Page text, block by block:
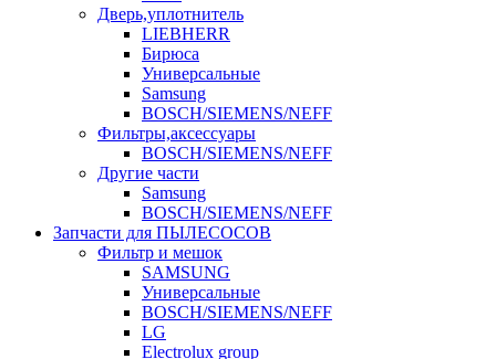
Дверь,уплотнитель
LIEBHERR
Бирюса
Универсальные
Samsung
BOSCH/SIEMENS/NEFF
Фильтры,аксессуары
BOSCH/SIEMENS/NEFF
Другие части
Samsung
BOSCH/SIEMENS/NEFF
Запчасти для ПЫЛЕСОСОВ
Фильтр и мешок
SAMSUNG
Универсальные
BOSCH/SIEMENS/NEFF
LG
Electrolux group